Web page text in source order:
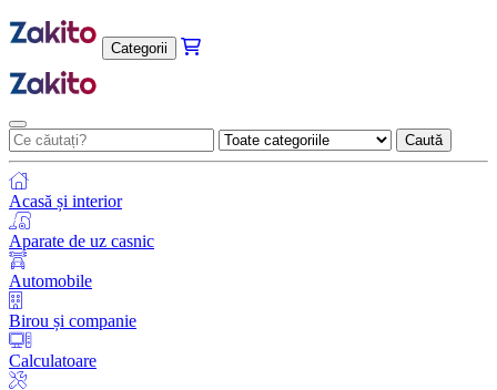
Categorii
Caută
Acasă și interior
Aparate de uz casnic
Automobile
Birou și companie
Calculatoare